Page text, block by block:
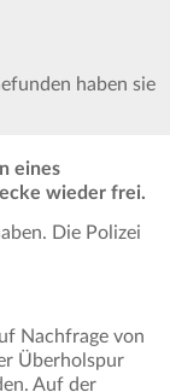
haben sie
eines
wieder frei.
Die Polizei
Nachfrage von
Überholspur
Auf der